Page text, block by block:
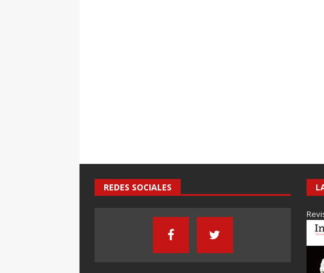
REDES SOCIALES